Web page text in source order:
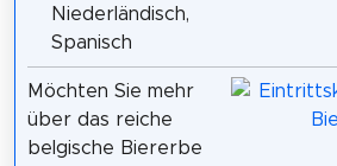
Niederländisch,
Spanisch
Möchten Sie mehr
über das reiche
belgische Biererbe